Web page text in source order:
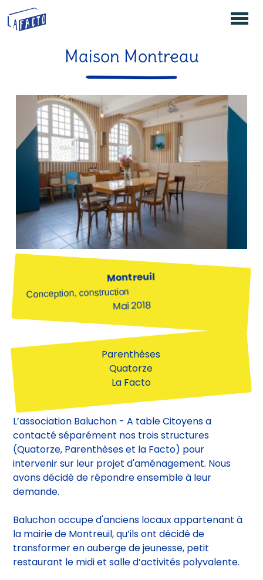
Maison Montreau
Montreuil
Conception, construction
Mai 2018
Parenthèses
Quatorze
La Facto
L’association Baluchon - A table Citoyens a
contacté séparément nos trois structures
(Quatorze, Parenthèses et la Facto) pour
intervenir sur leur projet d'aménagement. Nous
avons décidé de répondre ensemble à leur
demande.
Baluchon occupe d'anciens locaux appartenant à
la mairie de Montreuil, qu’ils ont décidé de
transformer en auberge de jeunesse, petit
restaurant le midi et salle d’activités polyvalente.